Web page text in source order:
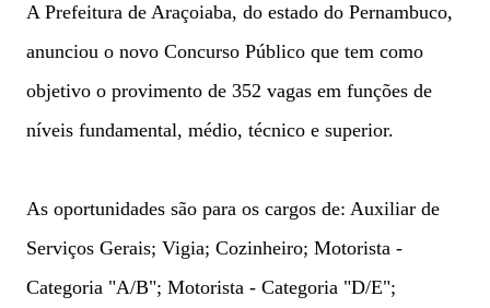
A Prefeitura de Araçoiaba, do estado do Pernambuco,
anunciou o novo Concurso Público que tem como
objetivo o provimento de 352 vagas em funções de
níveis fundamental, médio, técnico e superior.
As oportunidades são para os cargos de: Auxiliar de
Serviços Gerais; Vigia; Cozinheiro; Motorista -
Categoria "A/B"; Motorista - Categoria "D/E";